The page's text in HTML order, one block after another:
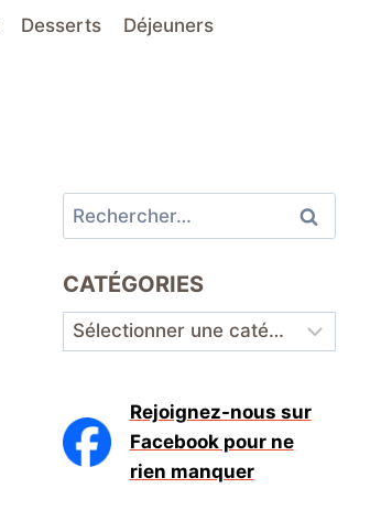
Desserts Déjeuners
Rechercher :
CATÉGORIES
Catégories
Rejoignez-nous sur
Facebook pour ne
rien manquer